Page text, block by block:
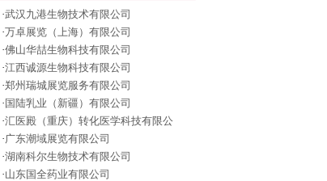
·武汉九港生物技术有限公司
·万卓展览（上海）有限公司
·佛山华喆生物科技有限公司
·江西诚源生物科技有限公司
·郑州瑞城展览服务有限公司
· 国陆乳业（新疆）有限公司
·汇医殿（重庆）转化医学科技有限公
·广东潮域展览有限公司
·湖南科尔生物技术有限公司
·山东国全药业有限公司